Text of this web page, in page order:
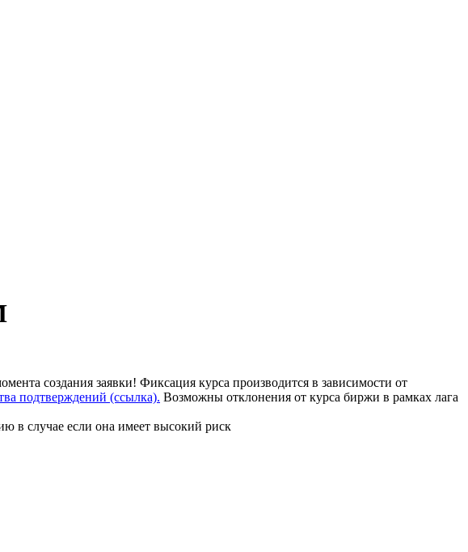
создания заявки! Фиксация курса производится в зависимости от
подтверждений (ссылка). Возможны отклонения от курса биржи в рамках лага
в случае если она имеет высокий риск